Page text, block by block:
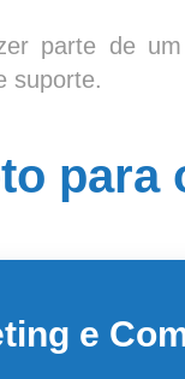
parte de
suporte.
para
e